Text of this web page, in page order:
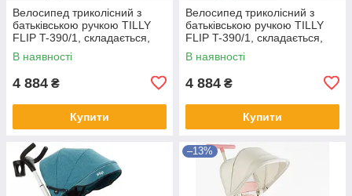
Велосипед триколісний з
батьківською ручкою TILLY
FLIP T-390/1, складається,
поворотне сидіння, червоний
В наявності
4 884 ₴
Купити
Велосипед триколісний з
батьківською ручкою TILLY
FLIP T-390/1, складається,
поворотне сидіння, жовтий
В наявності
4 884 ₴
Купити
–13%